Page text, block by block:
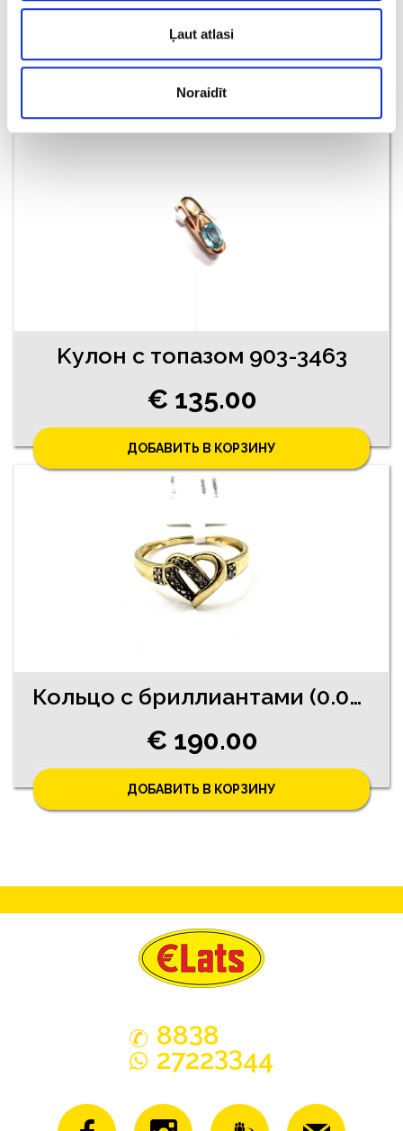
Ļaut atlasi
Noraidīt
€ 190.00
Kулон с топазом 903-3463
€ 135.00
ДОБАВИТЬ В КОРЗИНУ
Кольцо с бриллиантами (0.09ct) 2740-4561
€ 190.00
ДОБАВИТЬ В КОРЗИНУ
8838
27223344